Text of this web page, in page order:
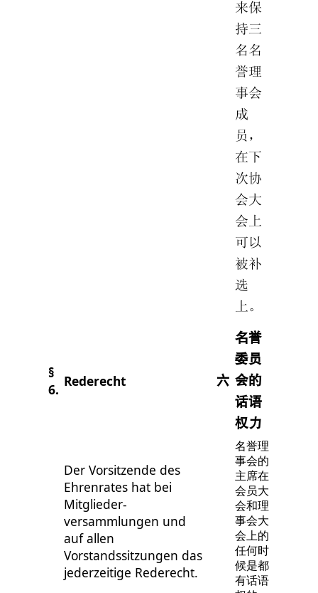
来保
持三
名名
誉理
事会
成
员，
在下
次协
会大
会上
可以
被补
选
上。
§
6. Rederecht 六
名誉
委员
会的
话语
权力
Der Vorsitzende des
Ehrenrates hat bei
Mitglieder-
versammlungen und
auf allen
Vorstandssitzungen das
jederzeitige Rederecht.
名誉理
事会的
主席在
会员大
会和理
事会大
会上的
任何时
候是都
有话语